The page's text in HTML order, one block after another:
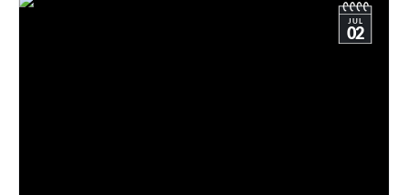
JUL
02